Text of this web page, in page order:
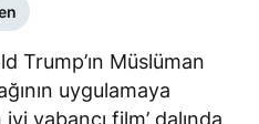
Trump’ın Müslüman
uygulamaya
yabancı film’ dalında